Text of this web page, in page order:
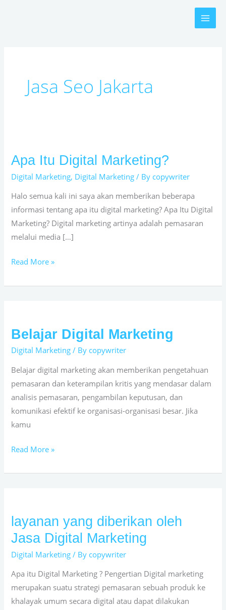
Jasa Seo Jakarta
Apa Itu Digital Marketing?
Digital Marketing, Digital Marketing / By copywriter
Halo semua kali ini saya akan memberikan beberapa
informasi tentang apa itu digital marketing? Apa Itu Digital
Marketing? Digital marketing artinya adalah pemasaran
melalui media […]
Apa
Itu
Marketing?
Read More »
Belajar Digital Marketing
Digital Marketing / By copywriter
Belajar digital marketing akan memberikan pengetahuan
pemasaran dan keterampilan kritis yang mendasar dalam
analisis pemasaran, pengambilan keputusan, dan
komunikasi efektif ke organisasi-organisasi besar. Jika
kamu
Belajar
Digital
Read More »
layanan yang diberikan oleh
Jasa Digital Marketing
Digital Marketing / By copywriter
Apa itu Digital Marketing ? Pengertian Digital marketing
merupakan suatu strategi pemasaran sebuah produk ke
khalayak umum secara digital atau dapat dilakukan
layanan
yang
oleh
Jasa
Digital
Marketing